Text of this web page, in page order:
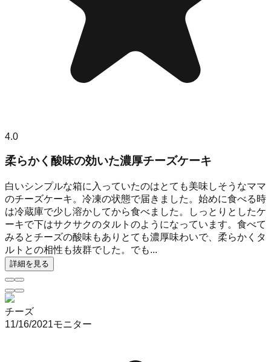
4.0
柔らかく酸味の効いた濃厚チーズケーキ
白いシンプルな箱に入っていたのはとても美味しそうなママ
のチーズケーキ。冷凍の状態で届きました。始めに食べる時
は冷蔵庫で少し溶かしてから食べました。しっとりとしたケ
ーキで下はサクサクのタルトのようになっています。食べて
みるとチーズの酸味もありとても濃厚味わいで、柔らかくタ
ルトとの相性も抜群でした。でも...
詳細を見る
チーズ
11/16/2021モニター